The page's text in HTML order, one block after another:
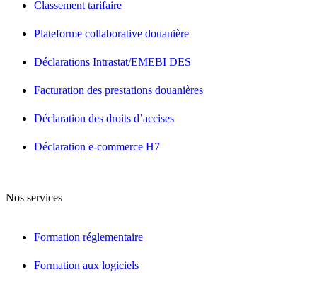
Classement tarifaire
Plateforme collaborative douanière
Déclarations Intrastat/EMEBI DES
Facturation des prestations douanières
Déclaration des droits d’accises
Déclaration e-commerce H7
Nos services
Formation réglementaire
Formation aux logiciels